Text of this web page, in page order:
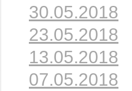
30.05.2018
23.05.2018
13.05.2018
07.05.2018